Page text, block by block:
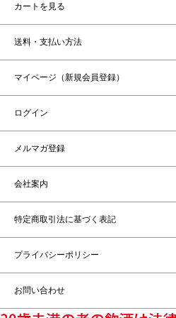
カートを見る
送料・支払い方法
マイページ（新規会員登録）
ログイン
メルマガ登録
会社案内
特定商取引法に基づく表記
プライバシーポリシー
お問い合わせ